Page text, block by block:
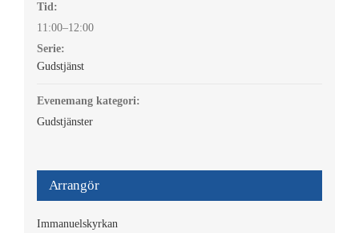
Tid:
11:00–12:00
Serie:
Gudstjänst
Evenemang kategori:
Gudstjänster
Arrangör
Immanuelskyrkan